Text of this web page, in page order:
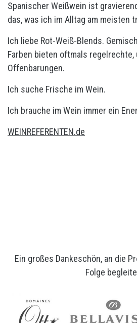
Spanischer Weißwein ist
das, was ich im Alltag am meisten
Ich liebe Rot-Weiß-Blends.
Farben bieten oftmals regelrechte,
Offenbarungen.
Ich suche Frische im Wein.
Ich brauche im Wein immer ein
WEINREFERENTEN.de
Ein großes Dankeschön, an die
Folge